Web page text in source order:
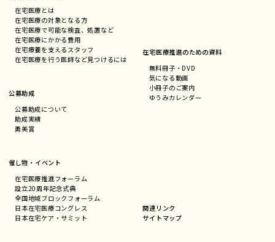
在宅医療とは
在宅医療の対象となる方
在宅医療で可能な検査、処置など
在宅医療にかかる費用
在宅療養を支えるスタッフ
在宅医療を行う医師など見つけるには
公募助成
公募助成について
助成実績
勇美賞
催し物・イベント
在宅医療推進フォーラム
設立20周年記念式典
全国地域ブロックフォーラム
日本在宅医療コングレス
日本在宅ケア・サミット
在宅医療推進のための資料
無料冊子・DVD
気になる動画
小冊子のご案内
ゆうみカレンダー
関連リンク
サイトマップ